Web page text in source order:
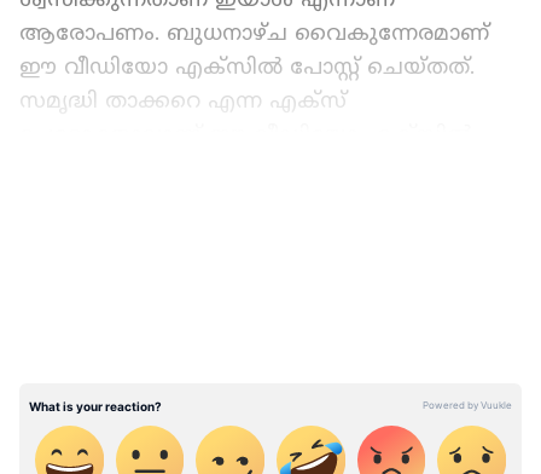
ആരോപണം. ബുധനാഴ്ച വൈകുന്നേരമാണ്
ഈ വീഡിയോ എക്‌സിൽ പോസ്റ്റ് ചെയ്തത്.
സമൃദ്ധി താക്കറെ എന്ന എക്സ്
"സിസ്റ്റം മാറ്റേണ്ടതുണ്ട്, റെയിൽവേ മന്ത്രാലയം,
മഹാരാഷ്ട്ര സർക്കാർ, മുംബൈ പോലീസ്
എന്നിവരുടെ ശ്രദ്ധയ്ക്ക്" എന്നും അവർ